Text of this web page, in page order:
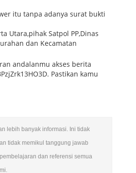
itu tanpa adanya surat bukti
Utara,pihak Satpol PP,Dinas
dan Kecamatan
andalanmu akses berita
Pastikan kamu
lebih banyak informasi. Ini tidak
tidak memikul tanggung jawab
dan referensi semua